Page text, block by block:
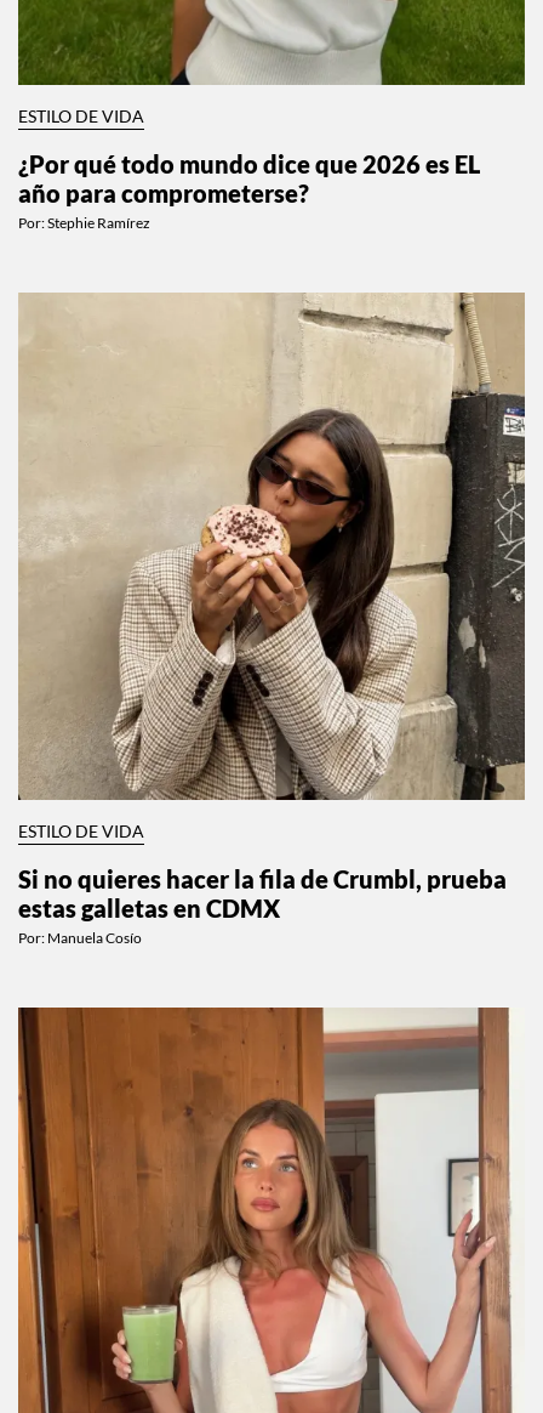
ESTILO DE VIDA
¿Por qué todo mundo dice que 2026 es EL
año para comprometerse?
Por:Stephie Ramírez
ESTILO DE VIDA
Si no quieres hacer la fila de Crumbl, prueba
estas galletas en CDMX
Por: Manuela Cosío